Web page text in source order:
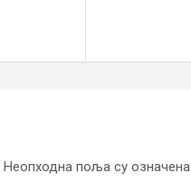
Неопходна поља су означена